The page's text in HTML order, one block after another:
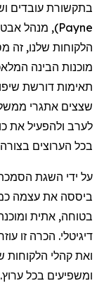
בתקשורת עובדים
Payne
)
, מנהל
הלקוחות שלנו, זה
מוכנות הבינה
תאימות דורשת
שצצים אתגרי
לערב ולהפעיל את
בכל הערוצים בצורה
על ידי השגת
ביססה את עצמה
בטוחה, אתית
דיגיטלי. הכרה זו
ואת קהלי הלקוחות
ומשפיעים בכל ערוץ.